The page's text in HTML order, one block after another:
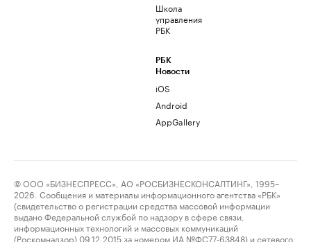
Школа
управления
РБК
РБК
Новости
iOS
Android
AppGallery
© ООО «БИЗНЕСПРЕСС», АО «РОСБИЗНЕСКОНСАЛТИНГ», 1995–
2026. Сообщения и материалы информационного агентства «РБК»
(свидетельство о регистрации средства массовой информации
выдано Федеральной службой по надзору в сфере связи,
информационных технологий и массовых коммуникаций
(Роскомнадзор) 09.12.2015 за номером ИА №ФС77-63848) и сетевого